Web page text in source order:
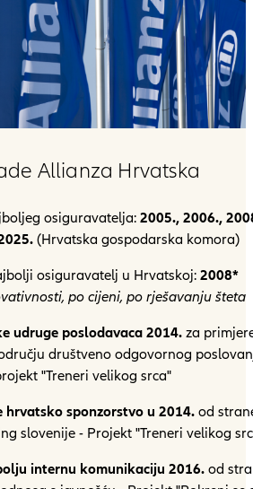
Allianza Hrvatska
osiguravatelja: 2005., 2006.,
(Hrvatska gospodarska komora)
osiguravatelj u Hrvatskoj: 2008*
po cijeni, po rješavanju šteta
udruge poslodavaca 2014.za
društveno odgovornog
"Treneri velikog srca"
hrvatsko sponzorstvo u 2014. od
slovenije - Projekt "Treneri velikog
internu komunikaciju 2016.od